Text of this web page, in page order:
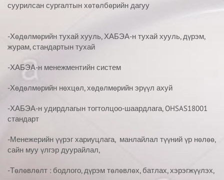
суурилсан сургалтын хөтөлбөрийн дагуу
-Хөдөлмөрийн тухай хууль, ХАБЭА-н тухай хууль, дүрэм,
журам, стандартын тухай
-ХАБЭА-н менежментийн систем
-Хөдөлмөрийн нөхцөл, хөдөлмөрийн эрүүл ахуй
-ХАБЭА-н удирдлагын тогтолцоо-шаардлага, OHSAS18001
стандарт
-Менежерийн үүрэг хариуцлага, манлайлал түүний үр нөлөө,
сайн муу үлгэр дуурайлал,
-Төлөвлөлт : бодлого, дүрэм төлөвлөх, батлах, хэрэгжүүлэх,